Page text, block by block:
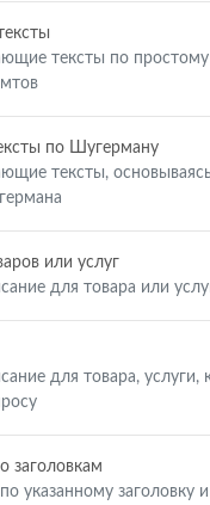
тексты по простому
по Шугерману
тексты,
или услуг
для товара или
для товара, услуги,
заголовкам
указанному заголовку